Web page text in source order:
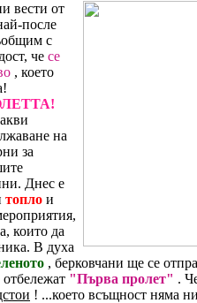
вести от
после
с
че се
, което
на
за
Днес е
топло и
които да
В духа
, берковчани ще се
"Първа пролет" .
! ...което всъщност няма